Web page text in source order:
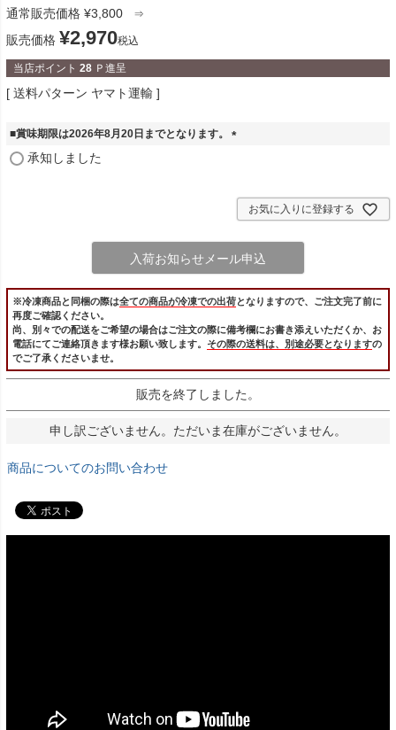
通常販売価格 ¥3,800 ⇒
販売価格 ¥2,970税込
当店ポイント 28 Ｐ進呈
送料パターン ヤマト運輸
■賞味期限は2026年8月20日までとなります。
承知しました
お気に入りに登録する
入荷お知らせメール申込
※冷凍商品と同梱の際は全ての商品が冷凍での出荷となりますので、ご注文完了前に
再度ご確認ください。
尚、別々での配送をご希望の場合はご注文の際に備考欄にお書き添えいただくか、お
電話にてご連絡頂きます様お願い致します。 その際の送料は、別途必要となりますの
でご了承くださいませ。
販売を終了しました。
申し訳ございません。ただいま在庫がございません。
商品についてのお問い合わせ